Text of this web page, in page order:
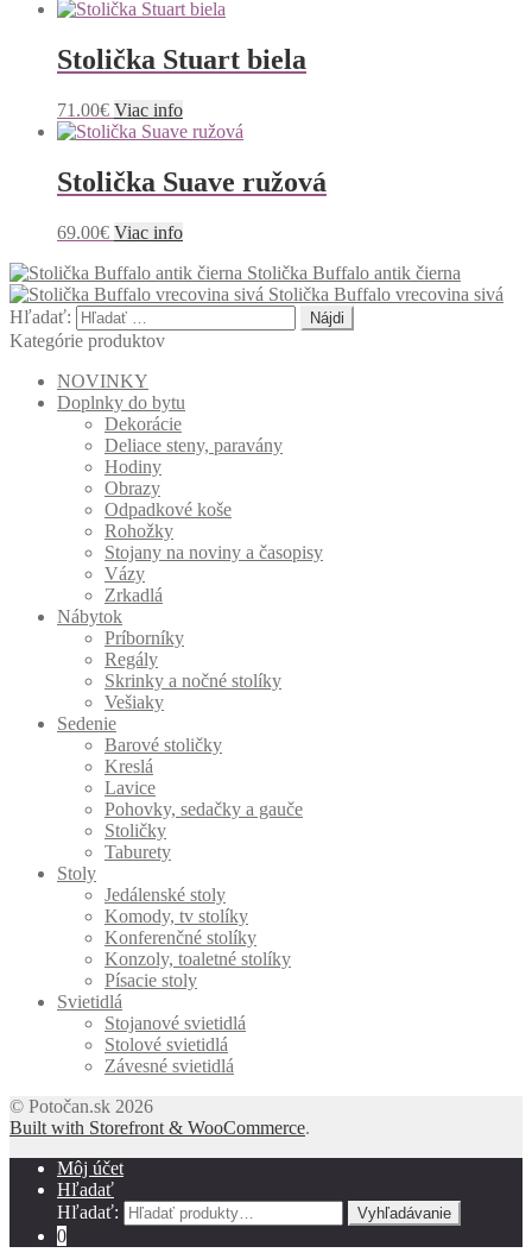
Stolička Stuart biela
71.00€ Viac info
Stolička Suave ružová
69.00€ Viac info
Stolička Buffalo antik čierna
Stolička Buffalo vrecovina sivá
Hľadať:
Kategórie produktov
NOVINKY
Doplnky do bytu
Dekorácie
Deliace steny, paravány
Hodiny
Obrazy
Odpadkové koše
Rohožky
Stojany na noviny a časopisy
Vázy
Zrkadlá
Nábytok
Príborníky
Regály
Skrinky a nočné stolíky
Vešiaky
Sedenie
Barové stoličky
Kreslá
Lavice
Pohovky, sedačky a gauče
Stoličky
Taburety
Stoly
Jedálenské stoly
Komody, tv stolíky
Konferenčné stolíky
Konzoly, toaletné stolíky
Písacie stoly
Svietidlá
Stojanové svietidlá
Stolové svietidlá
Závesné svietidlá
© Potočan.sk 2026
Built with Storefront & WooCommerce.
Môj účet
Hľadať
Hľadať:
Vyhľadávanie
0